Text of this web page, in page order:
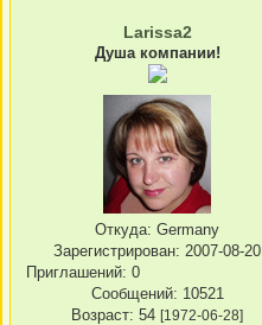
Larissa2
Душа компании!
Откуда: Germany
Зарегистрирован: 2007-08-20
Приглашений: 0
Сообщений: 10521
Возраст: 54 [1972-06-28]